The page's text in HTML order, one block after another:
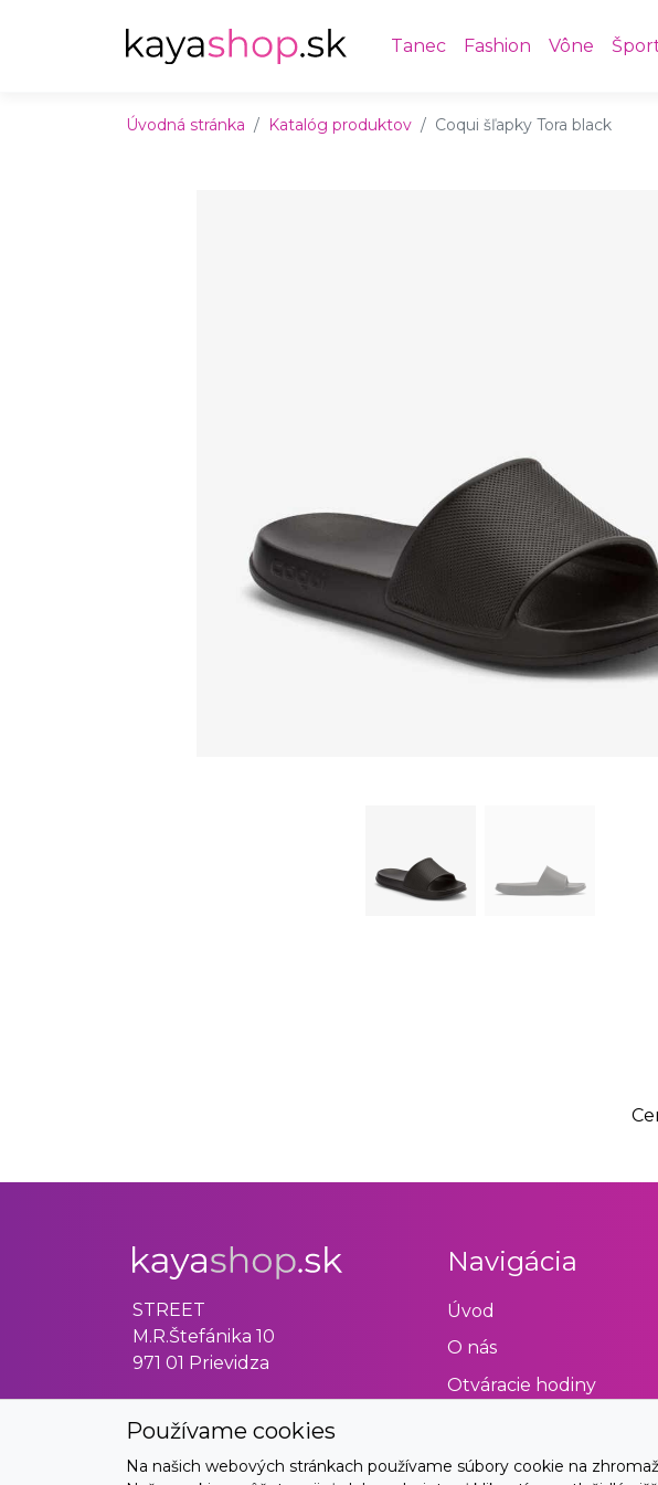
Tanec
Fashion Vône
Úvodná stránka Katalóg produktov Coqui šľapky Tora black
Používame cookies
Na našich webových stránkach používame súbory cookie na
STREET
M.R.Štefánika 10
971 01 Prievidza
Navigácia
Úvod
O nás
Otváracie hodiny
Odstúpiť od zmluvy tu